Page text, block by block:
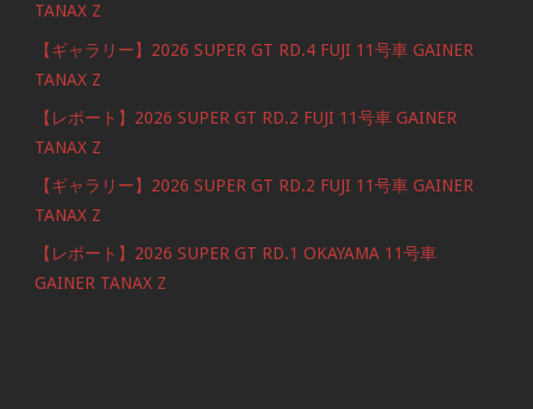
TANAX Z
【ギャラリー】2026 SUPER GT RD.4 FUJI 11号車 GAINER
TANAX Z
【レポート】2026 SUPER GT RD.2 FUJI 11号車 GAINER
TANAX Z
【ギャラリー】2026 SUPER GT RD.2 FUJI 11号車 GAINER
TANAX Z
【レポート】2026 SUPER GT RD.1 OKAYAMA 11号車
GAINER TANAX Z